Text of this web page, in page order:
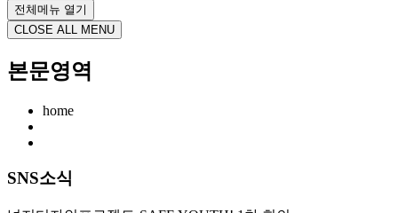
전체메뉴 열기
CLOSE ALL MENU
본문영역
home
SNS소식